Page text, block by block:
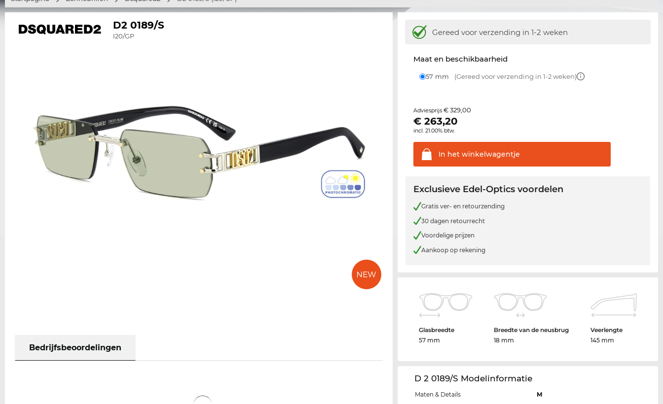
D2 0189/S
I20/GP
Bedrijfsbeoordelingen
Gereed voor verzending in 1-2 weken
Maat en beschikbaarheid
57 mm (Gereed voor verzending in 1-2 weken)
Adviesprijs€ 329,00
€263,20
incl. 21.00% btw.
In het winkelwagentje
Exclusieve Edel-Optics voordelen
Gratis ver- en retourzending
30 dagen retourrecht
Voordelige prijzen
Aankoop op rekening
Glasbreedte
57 mm
Breedte van de neusbrug
18 mm
Veerlengte
145 mm
D 2 0189/S Modelinformatie
Maten & Details
M